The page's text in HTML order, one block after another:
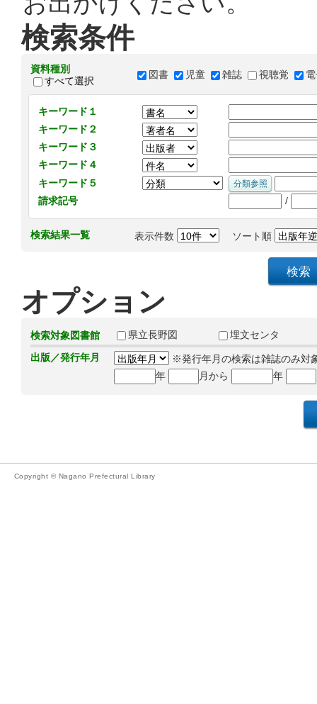
検索条件
資料種別
すべて選択
図書 児童 雑誌 視聴覚
キーワード１
キーワード２
キーワード３
キーワード４
キーワード５
請求記号
/
検索結果一覧 表示件数 ソート順
オプション
検索対象図書館 県立長野図
埋文センタ
出版／発行年月
※発行年月の検索は雑誌のみ対
年
月から 年
Copyright © Nagano Prefectural Library